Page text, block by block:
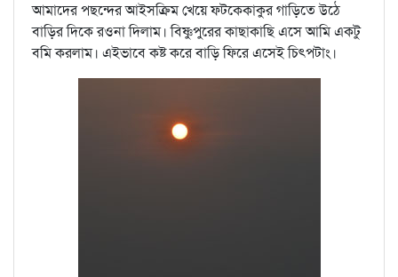
আমাদের পছন্দের আইসক্রিম খেয়ে ফটকেকাকুর গাড়িতে উঠে
বাড়ির দিকে রওনা দিলাম। বিষ্ণুপুরের কাছাকাছি এসে আমি একটু
বমি করলাম। এইভাবে কষ্ট করে বাড়ি ফিরে এসেই চিৎপটাং।